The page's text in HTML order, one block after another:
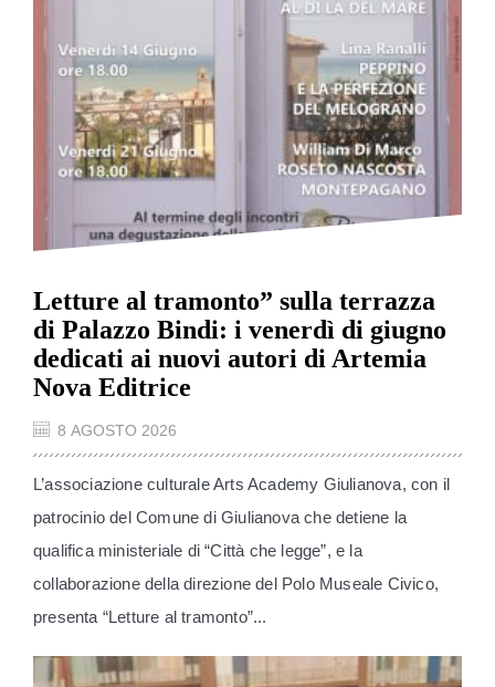
Letture al tramonto” sulla terrazza
di Palazzo Bindi: i venerdì di giugno
dedicati ai nuovi autori di Artemia
Nova Editrice
8 AGOSTO 2026
L’associazione culturale Arts Academy Giulianova, con il
patrocinio del Comune di Giulianova che detiene la
qualifica ministeriale di “Città che legge”, e la
collaborazione della direzione del Polo Museale Civico,
presenta “Letture al tramonto”...